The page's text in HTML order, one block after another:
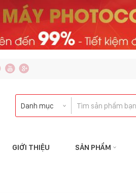
GIỚI THIỆU SẢN PHẨM